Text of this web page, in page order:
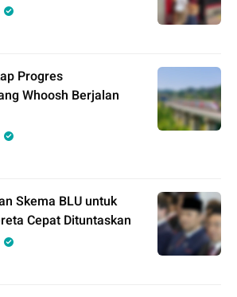
Progres
Whoosh Berjalan
Skema BLU untuk
Cepat Dituntaskan